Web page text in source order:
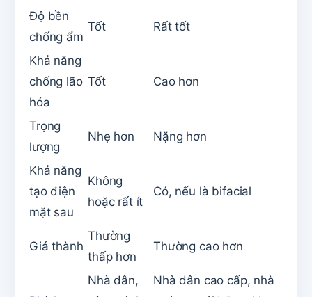
Độ bền
chống ẩm
Tốt Rất tốt
Khả năng
chống lão
hóa
Tốt Cao hơn
Trọng
lượng
Nhẹ hơn Nặng hơn
Khả năng
tạo điện
mặt sau
Không
hoặc rất ít
Có, nếu là bifacial
Giá thành
Thường
thấp hơn
Thường cao hơn
Nhà dân,
Nhà dân cao cấp, nhà